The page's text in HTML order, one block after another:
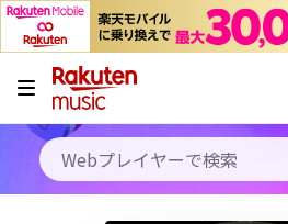
キャンペーン
料金プラン
使い方